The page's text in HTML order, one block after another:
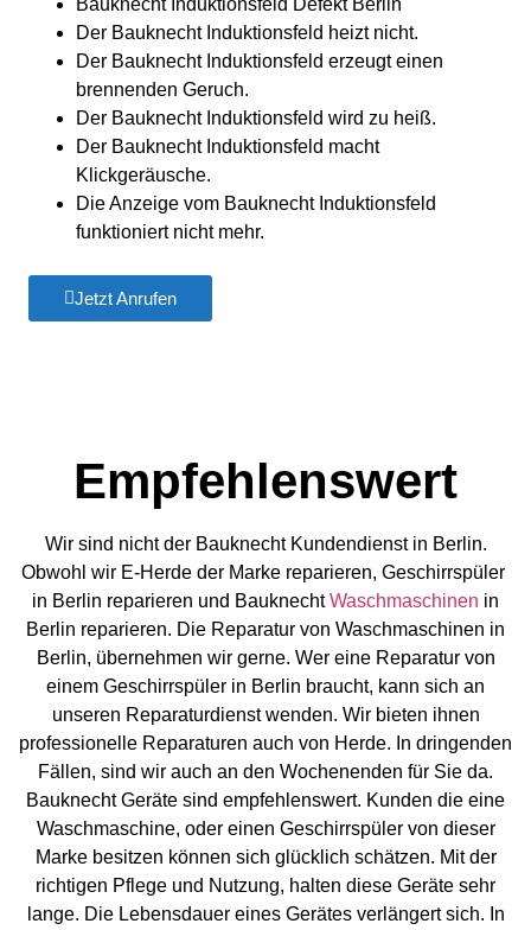
Der Bauknecht Induktionsfeld heizt nicht.
Der Bauknecht Induktionsfeld erzeugt einen
brennenden Geruch.
Der Bauknecht Induktionsfeld wird zu heiß.
Der Bauknecht Induktionsfeld macht
Klickgeräusche.
Die Anzeige vom Bauknecht Induktionsfeld
funktioniert nicht mehr.
Jetzt Anrufen
Empfehlenswert
Wir sind nicht der Bauknecht Kundendienst in Berlin.
Obwohl wir E-Herde der Marke reparieren, Geschirrspüler
in Berlin reparieren und BauknechtWaschmaschinen in
Berlin reparieren. Die Reparatur von Waschmaschinen in
Berlin, übernehmen wir gerne. Wer eine Reparatur von
einem Geschirrspüler in Berlin braucht, kann sich an
unseren Reparaturdienst wenden. Wir bieten ihnen
professionelle Reparaturen auch von Herde. In dringenden
Fällen, sind wir auch an den Wochenenden für Sie da.
Bauknecht Geräte sind empfehlenswert. Kunden die eine
Waschmaschine, oder einen Geschirrspüler von dieser
Marke besitzen können sich glücklich schätzen. Mit der
richtigen Pflege und Nutzung, halten diese Geräte sehr
lange. Die Lebensdauer eines Gerätes verlängert sich. In